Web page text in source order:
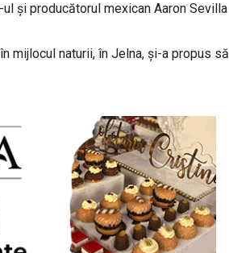
și producătorul mexican Aaron Sevilla
mijlocul naturii, în Jelna, și-a propus să